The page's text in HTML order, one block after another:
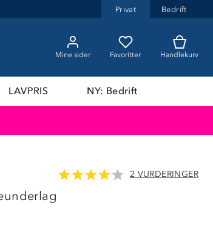
Privat Bedrift
Mine sider Favoritter Handlekurv
LAVPRIS NY: Bedrift
2 VURDERINGER